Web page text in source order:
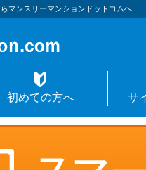
マンスリーマンションドットコムへ
初めての方へ サ